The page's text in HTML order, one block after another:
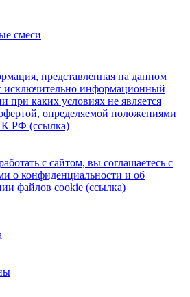
смеси
представленная на данном
исключительно информационный
при каких условиях не является
определяемой положениями
РФ (ссылка)
с сайтом, вы соглашаетесь с
о конфиденциальности и об
файлов cookie (ссылка)